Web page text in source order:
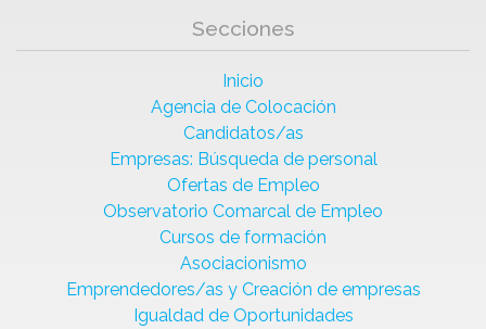
Secciones
Inicio
Agencia de Colocación
Candidatos/as
Empresas: Búsqueda de personal
Ofertas de Empleo
Observatorio Comarcal de Empleo
Cursos de formación
Asociacionismo
Emprendedores/as y Creación de empresas
Igualdad de Oportunidades